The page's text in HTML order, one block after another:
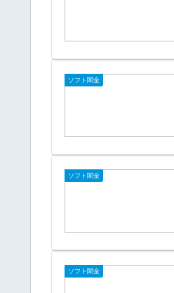
ソフト闇金
ソフト闇金
ソフト闇金